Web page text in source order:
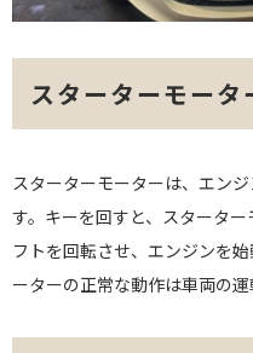
スターターモータ
スターターモーターは、エン
す。キーを回すと、スタータ
フトを回転させ、エンジンを
ーターの正常な動作は車両の運